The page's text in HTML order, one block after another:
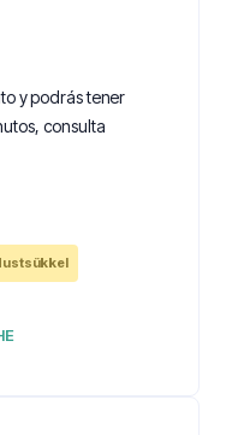
y podrás tener
consulta